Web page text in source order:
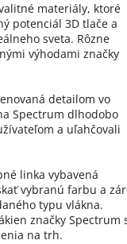
materiály, ktoré
potenciál 3D tlače a
sveta. Rôzne
výhodami značky
detailom vo
Spectrum dlhodobo
a uľahčovali
linka vybavená
vybranú farbu a
typu vlákna.
značky Spectrum
na trh.